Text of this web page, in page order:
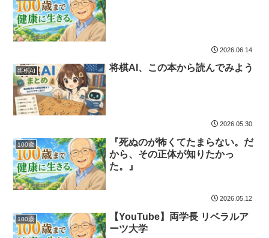
2026.06.14
将棋AI 将棋AI、この本から読んでみよう
2026.05.30
100歳
『死ぬのが怖くてたまらない。だ
から、その正体が知りたかっ
た。』
2026.05.12
100歳
【YouTube】両学長 リベラルア
ーツ大学